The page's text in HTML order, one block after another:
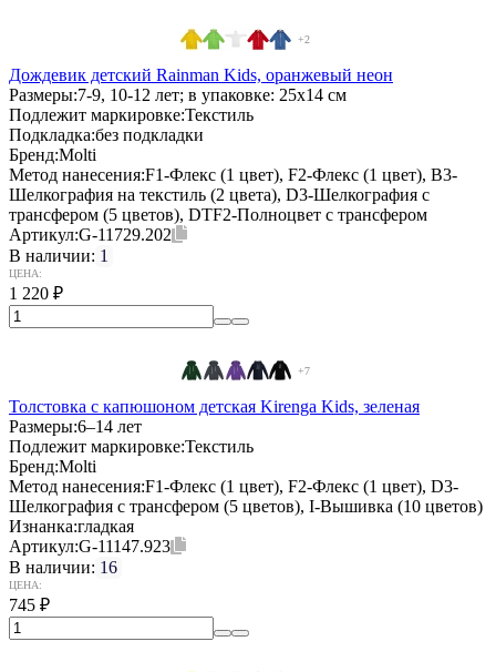
+2
Дождевик детский Rainman Kids, оранжевый неон
Размеры:7-9, 10-12 лет; в упаковке: 25x14 см
Подлежит маркировке:Текстиль
Подкладка:без подкладки
Бренд:Molti
Метод нанесения:F1-Флекс (1 цвет), F2-Флекс (1 цвет), B3-
Шелкография на текстиль (2 цвета), D3-Шелкография с
трансфером (5 цветов), DTF2-Полноцвет с трансфером
Артикул:G-11729.202
В наличии: 1
ЦЕНА:
1 220 ₽
+7
Толстовка с капюшоном детская Kirenga Kids, зеленая
Размеры:6–14 лет
Подлежит маркировке:Текстиль
Бренд:Molti
Метод нанесения:F1-Флекс (1 цвет), F2-Флекс (1 цвет), D3-
Шелкография с трансфером (5 цветов), I-Вышивка (10 цветов)
Изнанка:гладкая
Артикул:G-11147.923
В наличии: 16
ЦЕНА:
745 ₽